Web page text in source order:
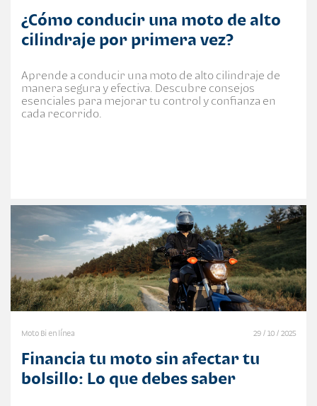
¿Cómo conducir una moto de alto
cilindraje por primera vez?
Aprende a conducir una moto de alto cilindraje de
manera segura y efectiva. Descubre consejos
esenciales para mejorar tu control y confianza en
cada recorrido.
Moto Bi en línea 29 / 10 / 2025
Financia tu moto sin afectar tu
bolsillo: Lo que debes saber